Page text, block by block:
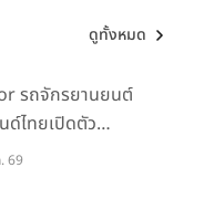
ดูทั้งหมด
รถจักรยานยนต์
ด์ไทยเปิดตัว
าในราคาพิเศษ
69